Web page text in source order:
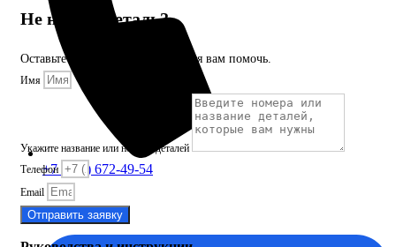
+7 (913) 672-49-54
Не нашли деталь?
Оставьте заявку и мы постараемся вам помочь.
Имя
Укажите название или номера деталей
Телефон
Email
Отправить заявку